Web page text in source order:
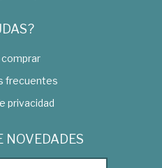
frecuentes
privacidad
NOVEDADES